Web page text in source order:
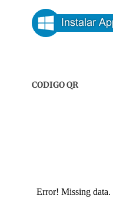
CODIGO QR